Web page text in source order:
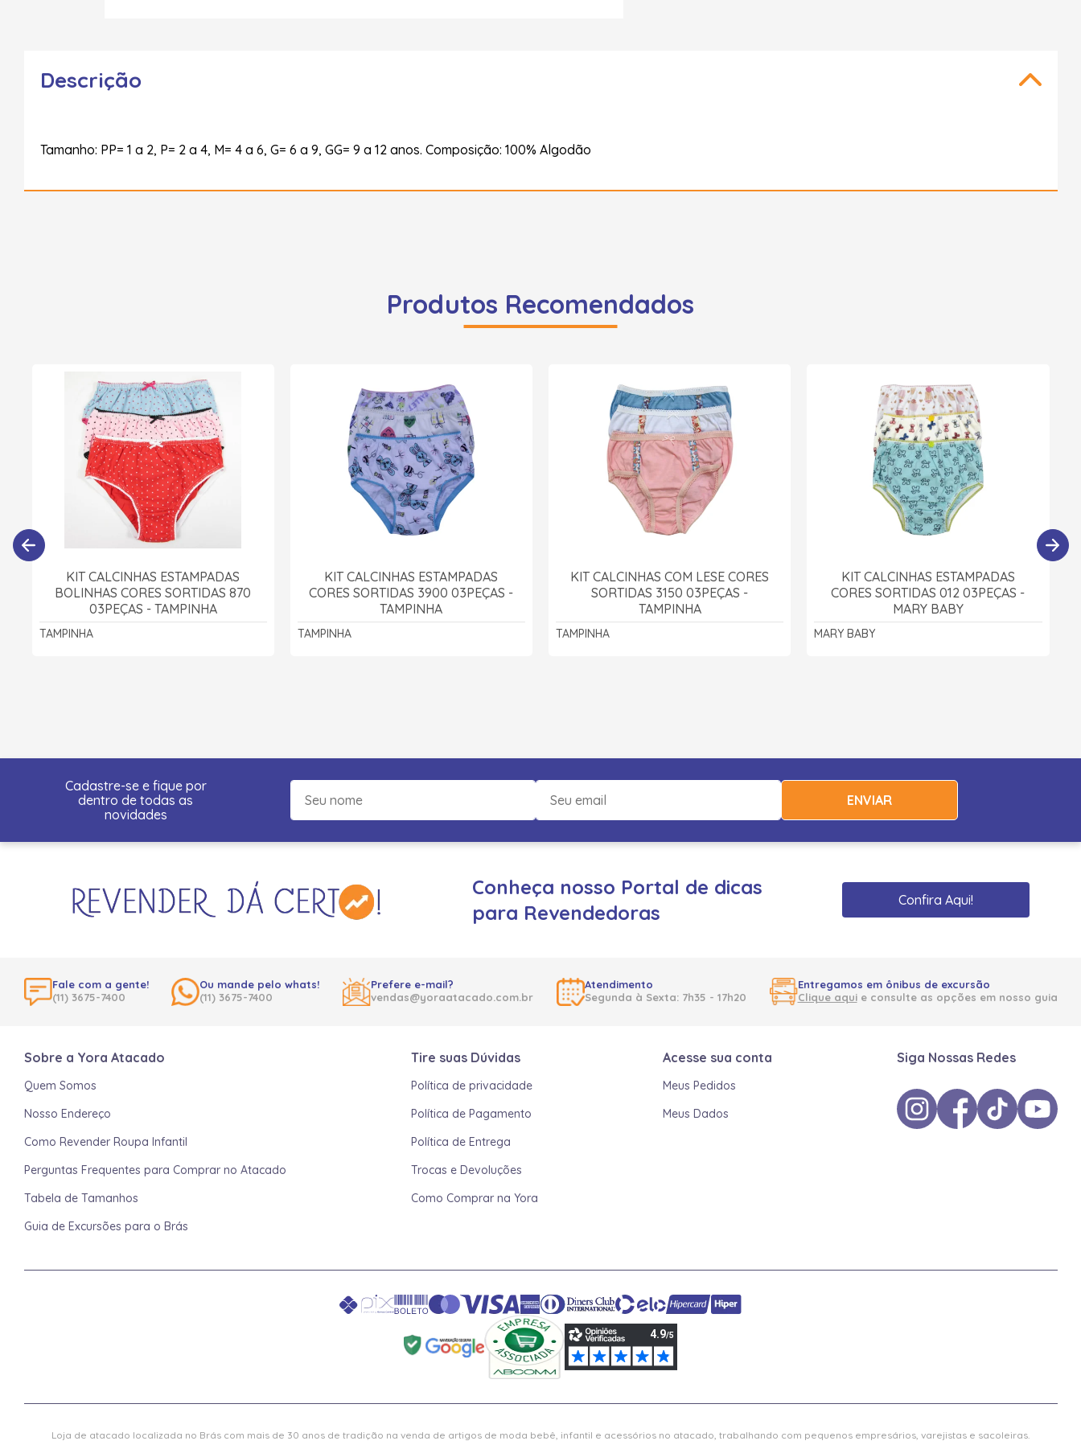
Descrição
Tamanho: PP= 1 a 2, P= 2 a 4, M= 4 a 6, G= 6 a 9, GG= 9 a 12 anos. Composição: 100% Algodão
Produtos Recomendados
KIT CALCINHAS ESTAMPADAS
BOLINHAS CORES SORTIDAS 870
03PEÇAS - TAMPINHA
TAMPINHA
KIT CALCINHAS ESTAMPADAS
CORES SORTIDAS 3900 03PEÇAS -
TAMPINHA
TAMPINHA
KIT CALCINHAS COM LESE CORES
SORTIDAS 3150 03PEÇAS -
TAMPINHA
TAMPINHA
KIT CALCINHAS ESTAMPADAS
CORES SORTIDAS 012 03PEÇAS -
MARY BABY
MARY BABY
Cadastre-se e fique por
dentro de todas as
novidades
ENVIAR
Conheça nosso Portal de dicas
para Revendedoras
Confira Aqui!
Fale com a gente!
(11) 3675-7400
Ou mande pelo whats!
(11) 3675-7400
Prefere e-mail?
vendas@yoraatacado.com.br
Atendimento
Segunda à Sexta: 7h35 - 17h20
Entregamos em ônibus de excursão
Clique aquie consulte as opções em nosso guia
Sobre a Yora Atacado
Quem Somos
Nosso Endereço
Como Revender Roupa Infantil
Perguntas Frequentes para Comprar no Atacado
Tabela de Tamanhos
Guia de Excursões para o Brás
Tire suas Dúvidas
Política de privacidade
Política de Pagamento
Política de Entrega
Trocas e Devoluções
Como Comprar na Yora
Acesse sua conta
Meus Pedidos
Meus Dados
Siga Nossas Redes
Loja de atacado localizada no Brás com mais de 30 anos de tradição na venda de artigos de moda bebê, infantil e acessórios no atacado, trabalhando com pequenos empresários, varejistas e sacoleiras.